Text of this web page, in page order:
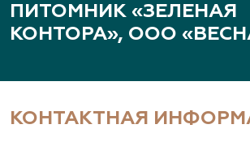
ПИТОМНИК «ЗЕЛЕНАЯ
КОНТОРА», ООО
КОНТАКТНАЯ